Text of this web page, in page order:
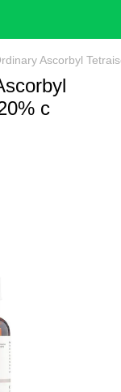
Ascorbyl
с